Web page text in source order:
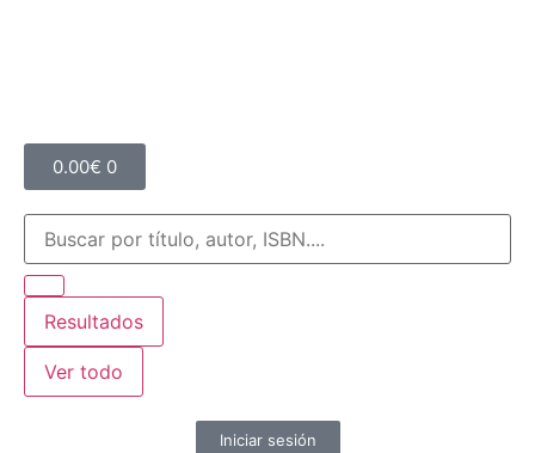
0.00€ 0
Resultados
Ver todo
Iniciar sesión